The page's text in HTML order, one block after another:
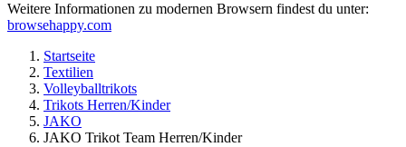
Weitere Informationen zu modernen Browsern findest du unter:
browsehappy.com
Startseite
Textilien
Volleyballtrikots
Trikots Herren/Kinder
JAKO
JAKO Trikot Team Herren/Kinder